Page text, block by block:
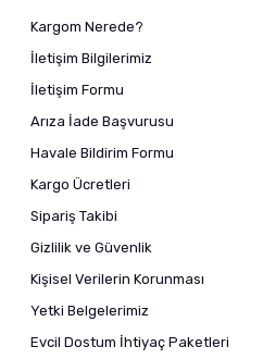
Kargom Nerede?
İletişim Bilgilerimiz
İletişim Formu
Arıza İade Başvurusu
Havale Bildirim Formu
Kargo Ücretleri
Sipariş Takibi
Gizlilik ve Güvenlik
Kişisel Verilerin Korunması
Yetki Belgelerimiz
Evcil Dostum İhtiyaç Paketleri